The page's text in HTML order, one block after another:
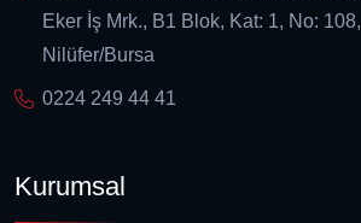
Eker İş Mrk., B1 Blok, Kat: 1, No: 108,
Nilüfer/Bursa
0224 249 44 41
Kurumsal